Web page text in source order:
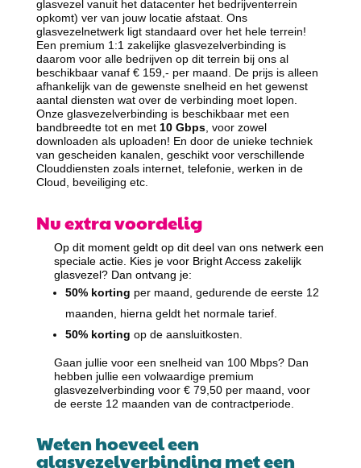
glasvezel vanuit het datacenter het bedrijventerrein
opkomt) ver van jouw locatie afstaat. Ons
glasvezelnetwerk ligt standaard over het hele terrein!
Een premium 1:1 zakelijke glasvezelverbinding is
daarom voor alle bedrijven op dit terrein bij ons al
beschikbaar vanaf € 159,- per maand. De prijs is alleen
afhankelijk van de gewenste snelheid en het gewenst
aantal diensten wat over de verbinding moet lopen.
Onze glasvezelverbinding is beschikbaar met een
bandbreedte tot en met 10 Gbps, voor zowel
downloaden als uploaden! En door de unieke techniek
van gescheiden kanalen, geschikt voor verschillende
Clouddiensten zoals internet, telefonie, werken in de
Cloud, beveiliging etc.
Nu extra voordelig
Op dit moment geldt op dit deel van ons netwerk een
speciale actie. Kies je voor Bright Access zakelijk
glasvezel? Dan ontvang je:
50% korting per maand, gedurende de eerste 12
maanden, hierna geldt het normale tarief.
50% korting op de aansluitkosten.
Gaan jullie voor een snelheid van 100 Mbps? Dan
hebben jullie een volwaardige premium
glasvezelverbinding voor € 79,50 per maand, voor
de eerste 12 maanden van de contractperiode.
Weten hoeveel een
glasvezelverbinding met een